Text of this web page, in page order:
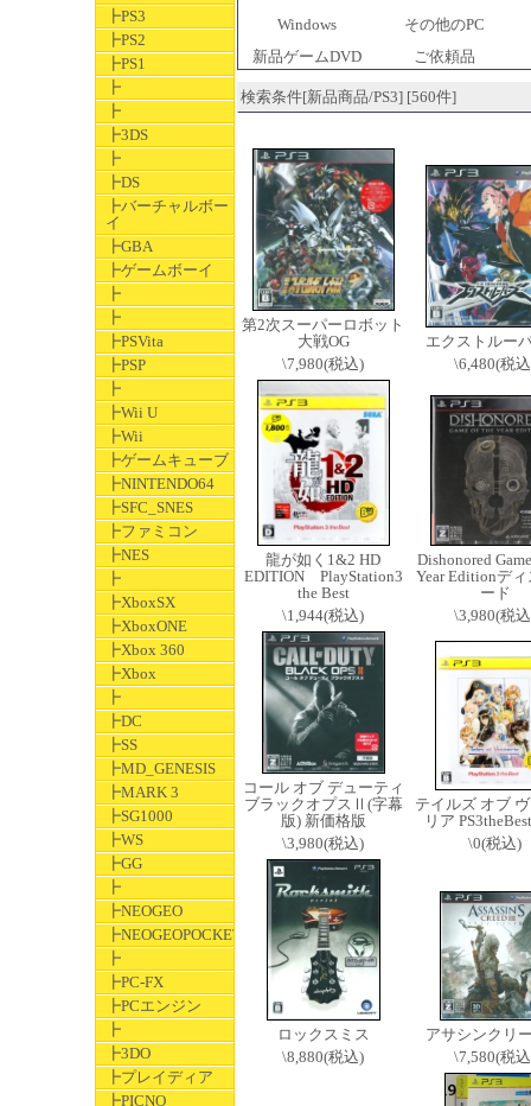
┣PS3
┣PS2
┣PS1
┣
┣
┣3DS
┣
┣DS
┣バーチャルボー
イ
┣GBA
┣ゲームボーイ
┣
┣
┣PSVita
┣PSP
┣
┣Wii U
┣Wii
┣ゲームキューブ
┣NINTENDO64
┣SFC_SNES
┣ファミコン
┣NES
┣
┣XboxSX
┣XboxONE
┣Xbox 360
┣Xbox
┣
┣DC
┣SS
┣MD_GENESIS
┣MARK 3
┣SG1000
┣WS
┣GG
┣
┣NEOGEO
┣NEOGEOPOCKET
┣
┣PC-FX
┣PCエンジン
┣
┣3DO
┣プレイディア
┣PICNO
Windows
その他のPC
新品ゲームDVD
ご依頼品
検索条件[新品商品/PS3] [560件]
第2次スーパーロボット
大戦OG
\7,980(税込)
エクストルー
\6,480(税
龍が如く1&2 HD
EDITION PlayStation3
the Best
\1,944(税込)
Dishonored
Year Editionデ
ード
\3,980(税
コール オブ デューティ
ブラックオプスⅡ(字幕
版) 新価格版
\3,980(税込)
テイルズ オブ
リア
\0(税込)
ロックスミス
\8,880(税込)
アサシンクリ
\7,580(税